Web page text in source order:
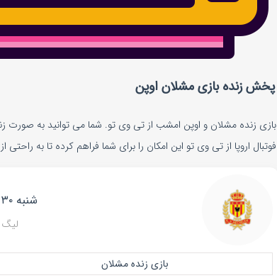
پخش زنده بازی مشلان اوپن
بازی زنده مشلان و اوپن امشب از تی وی تو. شما می توانید به صورت
فوتبال اروپا از تی وی تو این امکان را برای شما فراهم کرده تا به
شنبه ۳۰ مهر ۱۹:۴۵
لیگ
بازی زنده مشلان